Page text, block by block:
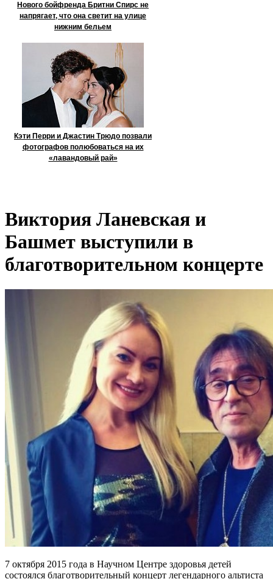
Нового бойфренда Бритни Спирс не
напрягает, что она светит на улице
нижним бельем
Кэти Перри и Джастин Трюдо позвали
фотографов полюбоваться на их
«лавандовый рай»
Виктория Ланевская и
Башмет выступили в
благотворительном концерте
7 октября 2015 года в Научном Центре здоровья детей
состоялся благотворительный концерт легендарного альтиста